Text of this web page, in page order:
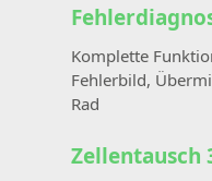
Komplette
Fehlerbild,
Rad
Zellentausch